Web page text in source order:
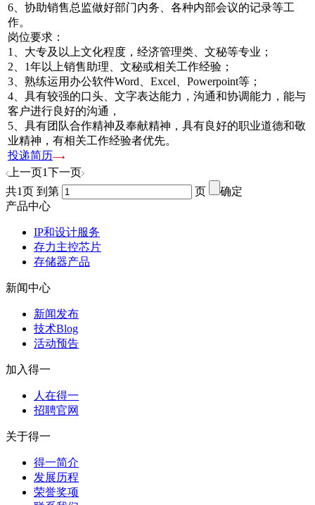
6、协助销售总监做好部门内务、各种内部会议的记录等工
作。
岗位要求：
1、大专及以上文化程度，经济管理类、文秘等专业；
2、1年以上销售助理、文秘或相关工作经验；
3、熟练运用办公软件Word、Excel、Powerpoint等；
4、具有较强的口头、文字表达能力，沟通和协调能力，能与
客户进行良好的沟通，
5、具有团队合作精神及奉献精神，具有良好的职业道德和敬
业精神，有相关工作经验者优先。
投递简历
上一页1下一页
共1页 到第
页
确定
产品中心
IP和设计服务
存力主控芯片
存储器产品
新闻中心
新闻发布
技术Blog
活动预告
加入得一
人在得一
招聘官网
关于得一
得一简介
发展历程
荣誉奖项